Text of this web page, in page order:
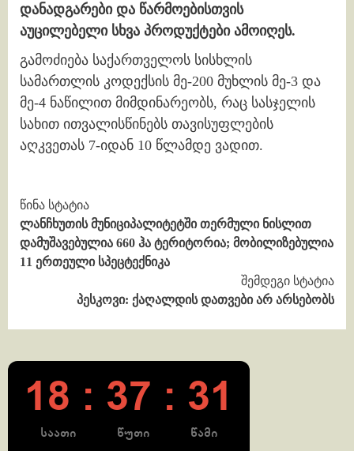
დანადგარები და წარმოებისთვის
აუცილებელი სხვა პროდუქტები ამოიღეს.
გამოძიება საქართველოს სისხლის
სამართლის კოდექსის მე-200 მუხლის მე-3 და
მე-4 ნაწილით მიმდინარეობს, რაც სასჯელის
სახით ითვალისწინებს თავისუფლების
აღკვეთას 7-იდან 10 წლამდე ვადით.
Continue
Reading
წინა სტატია
ლანჩხუთის მუნიციპალიტეტში თერმული ნისლით
დამუშავებულია 660 ჰა ტერიტორია; მობილიზებულია
11 ერთეული სპეცტექნიკა
შემდეგი სტატია
პესკოვი: ქაღალდის დათვები არ არსებობს
18 : 37 : 32
საათი წუთი წამი